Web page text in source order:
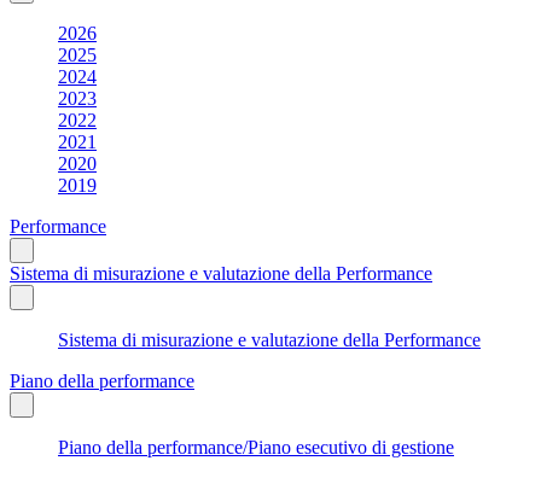
2026
2025
2024
2023
2022
2021
2020
2019
Performance
Sistema di misurazione e valutazione della Performance
Sistema di misurazione e valutazione della Performance
Piano della performance
Piano della performance/Piano esecutivo di gestione